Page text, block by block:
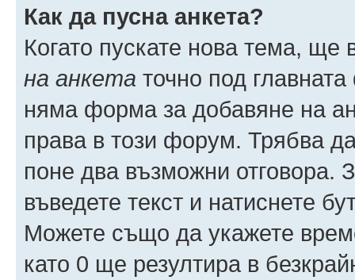
Как да пусна анкета?
Когато пускате нова тема,
на анкета точно под
няма форма за добавяне на
права в този форум. Трябва
поне два възможни отговора.
въведете текст и натиснете
Можете също да укажете
като 0 ще резултира в